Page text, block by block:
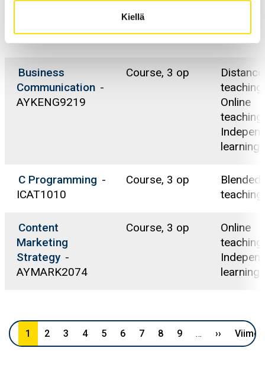
Kiellä
Opintojakso, 5
op
Business
Communication -
AYKENG9219
Course, 3 op
Distance
teaching,
Online
teaching,
learning
C Programming -
ICAT1010
Course, 3 op
Blended
teaching
Content
Marketing
Strategy -
AYMARK2074
Course, 3 op
Online
teaching,
learning
Sivutus
1 2 3 4 5 6 7 8 9 … ››